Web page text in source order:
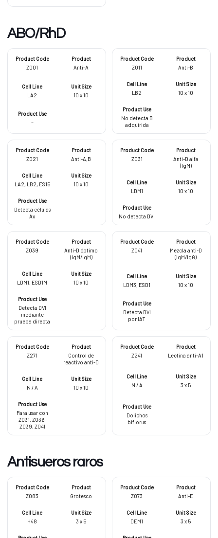
ABO/RhD
Z001 Anti-A
LA2 10 x 10
–
Z011 Anti-B
LB2 10 x 10
No detecta B
adquirida
Z021 Anti-A,B
LA2, LB2, ES15 10 x 10
Detecta células
Ax
Z031
Anti-D alfa
(IgM)
LDM1 10 x 10
No detecta DVI
Z039
Anti-D óptimo
(IgM/IgM)
LDM1, ESD1M 10 x 10
Detecta DVI
mediante
prueba directa
Z041
Mezcla anti-D
(IgM/IgG)
LDM3, ESD1 10 x 10
Detecta DVI
por IAT
Z271
Control de
reactivo anti-D
N / A 10 x 10
Para usar con
Z031, Z036,
Z039, Z041
Z241 Lectina anti-A1
N / A 3 x 5
Dolichos
biflorus
Antisueros raros
Z083 Grotesco
H48 3 x 5
Z073 Anti-E
DEM1 3 x 5